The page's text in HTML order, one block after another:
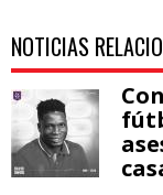
NOTICIAS